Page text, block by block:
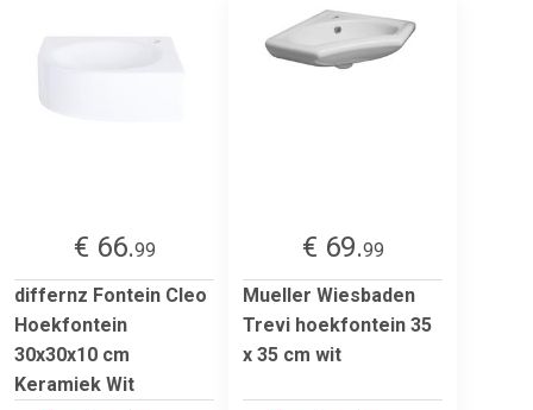
€ 66.99
differnz Fontein Cleo
Hoekfontein
30x30x10 cm
Keramiek Wit
€ 69.99
Mueller Wiesbaden
Trevi hoekfontein 35
x 35 cm wit